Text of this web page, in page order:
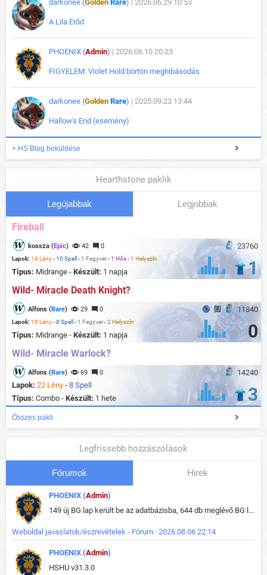
darkonee (Golden Rare) | 2026.06.29 10:53
A Lila Erőd
PHOENIX (Admin) | 2026.06.10 20:23
FIGYELEM: Violet Hold börtön meghibásodás
darkonee (Golden Rare) | 2025.09.23 13:44
Hallow's End (esemény)
+ HS Blog beküldése
Hearthstone paklik
Legújabbak Legjobbak
Fireball
23760
kossza (Epic) 42 0
Lapok: 14 Lény-10 Spell - 1 Fegyver-1 Hős-1 Helyszín
Típus: Midrange - Készült: 1 napja 1
Wild- Miracle Death Knight?
11840
Alfons (Rare) 29 0
Lapok: 19 Lény-8 Spell - 1 Fegyver-2 Helyszín
Típus: Midrange - Készült: 1 napja 0
Wild- Miracle Warlock?
14240
Alfons (Rare) 69 0
Lapok: 22 Lény - 8 Spell
Típus: Combo - Készült: 1 hete 3
Összes pakli
Legfrissebb hozzászólások
Fórumok Hirek
PHOENIX (Admin)
149 új BG lap került be az adatbázisba, 644 db meglévő BG lap módosult, bekerültek az új képek a megváltozott lapokhoz is.
Weboldal javaslatok/észrevételek - Fórum · 2026.08.06 22:14
PHOENIX (Admin)
HSHU v31.3.0